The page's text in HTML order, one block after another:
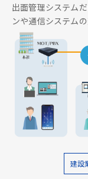
出面管理システム
ンや通信システム
建設